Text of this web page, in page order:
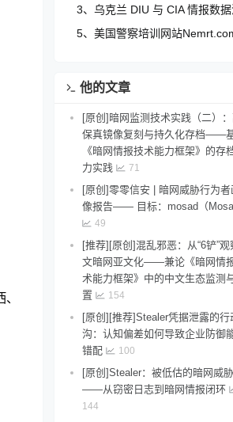
3、乌克兰 DIU 与 CIA 情报数
9、中国人******数据泄露
10、中国公******数据泄露
三、勒索软件和黑客组织
1、活跃商业黑客组织综述
2、黑客组织活度趋势
3、本月典型事件说明
1)美国萨福克市
2)墨西哥奇瓦瓦市政当局
3)法国富梅尔市政厅
4、本月涉及中国企业的勒索事
四、匿名社交社群
他的文章
[原创]暗网监测技术实践（二）
保真镜像复刻与持久化存档——
《暗网情报技术能力框架》的存
力实践
71
[原创]零零信安 | 暗网威胁行为者
像报告—— 目标：mosad（
49
[推荐][原创]混乱邪恶：从“6铲”观
文暗网亚文化——兼论《暗网情
术能力框架》中的中文生态监测
置
154
[原创][推荐]Stealer凭据泄露的行
沟：认知偏差如何导致企业防御
错配
100
[原创]Stealer：被低估的暗网威
——从窃密日志到暗网情报闭环
144